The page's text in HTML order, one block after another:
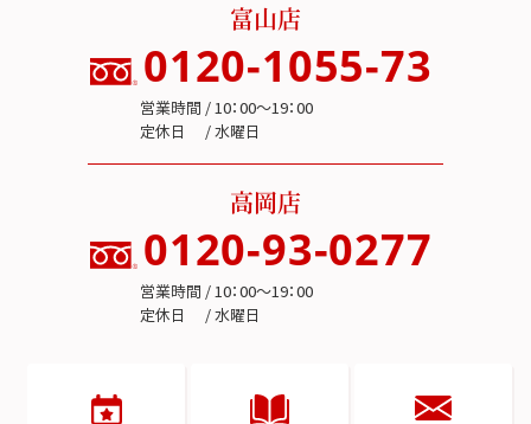
富山店
0120-1055-73
営業時間 / 10：00～19：00
定休日 / 水曜日
高岡店
0120-93-0277
営業時間 / 10：00～19：00
定休日 / 水曜日